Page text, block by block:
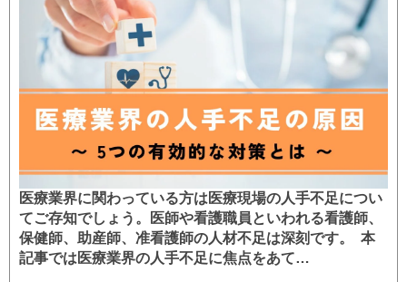
医療業界に関わっている方は医療現場の人手不足につい
てご存知でしょう。医師や看護職員といわれる看護師、
保健師、助産師、准看護師の人材不足は深刻です。 本
記事では医療業界の人手不足に焦点をあて…